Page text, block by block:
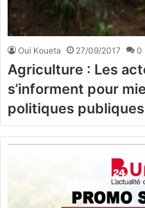
Oui Koueta 27/09/2017 0
Agriculture : Les
s’informent pour
politiques publiques